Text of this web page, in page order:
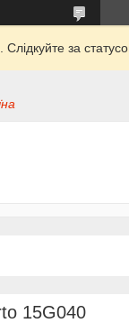
за
15G040